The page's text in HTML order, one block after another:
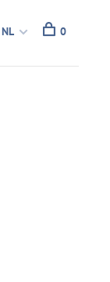
NL 0